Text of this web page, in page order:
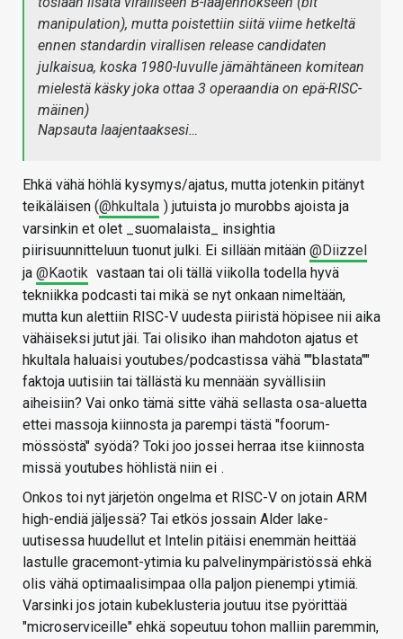
manipulation), mutta poistettiin siitä viime hetkeltä
ennen standardin virallisen release candidaten
julkaisua, koska 1980-luvulle jämähtäneen komitean
mielestä käsky joka ottaa 3 operaandia on epä-RISC-
mäinen)
Napsauta laajentaaksesi…
Ehkä vähä höhlä kysymys/ajatus, mutta jotenkin pitänyt
teikäläisen (@hkultala ) jutuista jo murobbs ajoista ja
varsinkin et olet _suomalaista_ insightia
piirisuunnitteluun tuonut julki. Ei sillään mitään @Diizzel
ja @Kaotik vastaan tai oli tällä viikolla todella hyvä
tekniikka podcasti tai mikä se nyt onkaan nimeltään,
mutta kun alettiin RISC-V uudesta piiristä höpisee nii aika
vähäiseksi jutut jäi. Tai olisiko ihan mahdoton ajatus et
hkultala haluaisi youtubes/podcastissa vähä ""blastata""
faktoja uutisiin tai tällästä ku mennään syvällisiin
aiheisiin? Vai onko tämä sitte vähä sellasta osa-aluetta
ettei massoja kiinnosta ja parempi tästä "foorum-
mössöstä" syödä? Toki joo jossei herraa itse kiinnosta
missä youtubes höhlistä niin ei .
Onkos toi nyt järjetön ongelma et RISC-V on jotain ARM
high-endiä jäljessä? Tai etkös jossain Alder lake-
uutisessa huudellut et Intelin pitäisi enemmän heittää
lastulle gracemont-ytimia ku palvelinympäristössä ehkä
olis vähä optimaalisimpaa olla paljon pienempi ytimiä.
Varsinki jos jotain kubeklusteria joutuu itse pyörittää
"microserviceille" ehkä sopeutuu tohon malliin paremmin,